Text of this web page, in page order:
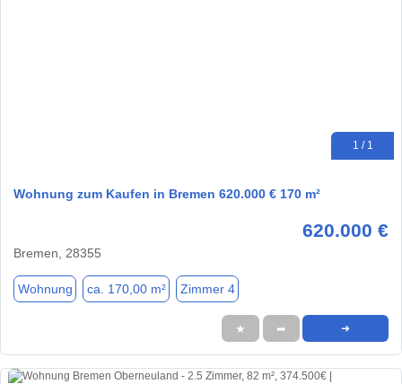
1 / 1
Wohnung zum Kaufen in Bremen 620.000 € 170 m²
620.000 €
Bremen, 28355
Wohnung ca. 170,00 m² Zimmer 4
★ ➦ ➜